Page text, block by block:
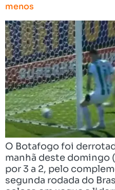
menos
O Botafogo foi
manhã deste domingo
por 3 a 2, pelo
segunda rodada do